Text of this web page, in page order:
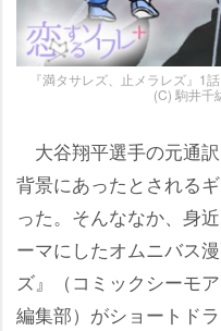
『満タサレズ、止メラレズ』1
(C) 駒井千
大谷翔平選手の元通訳
背景にあったとされる
った。そんななか、身
ーマにしたオムニバス
ズ』（コミックシーモ
編集部）がショートド